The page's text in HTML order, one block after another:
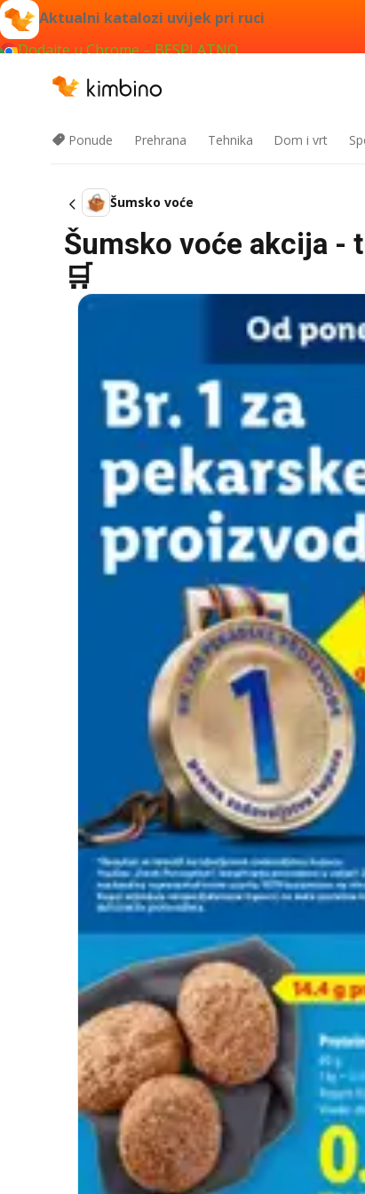
Aktualni katalozi uvijek pri ruci
Dodajte u Chrome – BESPLATNO
Ponude Prehrana Tehnika Dom i vrt
Šumsko voće
Šumsko voće akcija -
🛒